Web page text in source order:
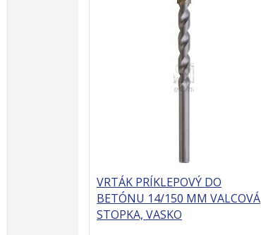
VRTÁK PRÍKLEPOVÝ DO
BETÓNU 14/150 MM VALCOVÁ
STOPKA, VASKO